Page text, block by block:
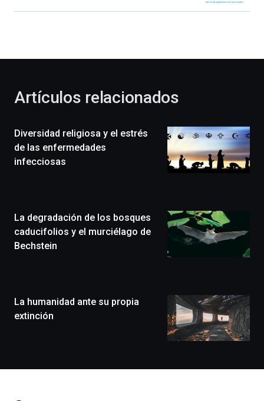
celebración
novena
edición
de
un
festival
que
monólogos,
exposiciones,
de
Artículos relacionados
Diversidad religiosa y el estrés
de las enfermedades
infecciosas
La degradación de los bosques
caducifolios y el murciélago de
Bechstein
La humanidad ante su propia
extinción